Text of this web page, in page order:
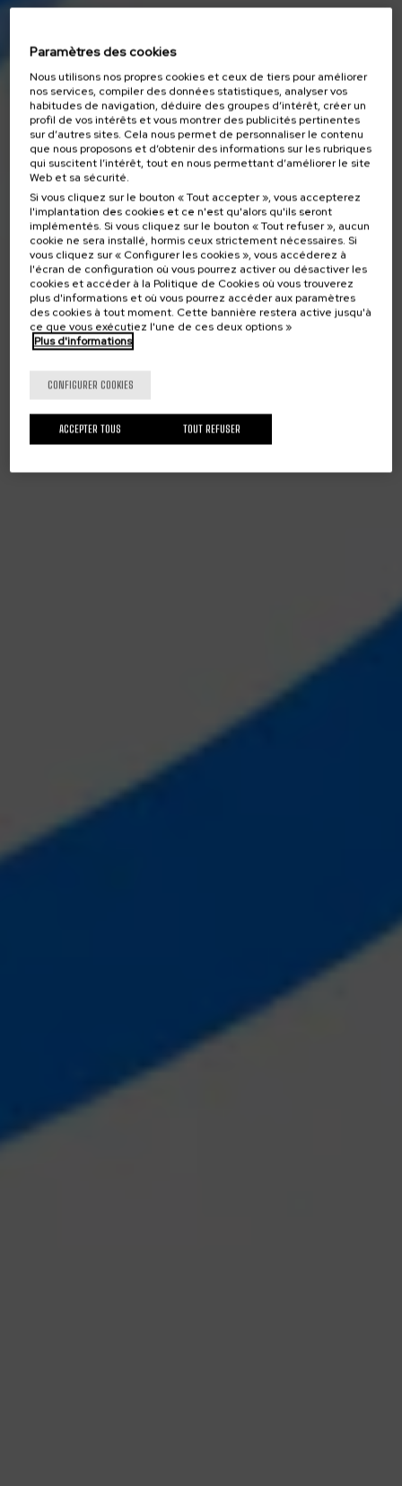
Paramètres des cookies
Nous utilisons nos propres cookies et ceux de tiers pour améliorer
nos services, compiler des données statistiques, analyser vos
habitudes de navigation, déduire des groupes d’intérêt, créer un
profil de vos intérêts et vous montrer des publicités pertinentes
sur d’autres sites. Cela nous permet de personnaliser le contenu
que nous proposons et d’obtenir des informations sur les rubriques
qui suscitent l’intérêt, tout en nous permettant d’améliorer le site
Web et sa sécurité.
Si vous cliquez sur le bouton « Tout accepter », vous accepterez
l'implantation des cookies et ce n'est qu'alors qu'ils seront
implémentés. Si vous cliquez sur le bouton « Tout refuser », aucun
cookie ne sera installé, hormis ceux strictement nécessaires. Si
vous cliquez sur « Configurer les cookies », vous accéderez à
l'écran de configuration où vous pourrez activer ou désactiver les
cookies et accéder à la Politique de Cookies où vous trouverez
plus d'informations et où vous pourrez accéder aux paramètres
des cookies à tout moment. Cette bannière restera active jusqu'à
ce que vous exécutiez l'une de ces deux options »
Plus d'informations
CONFIGURER COOKIES
TOUT REFUSER
ACCEPTER TOUS